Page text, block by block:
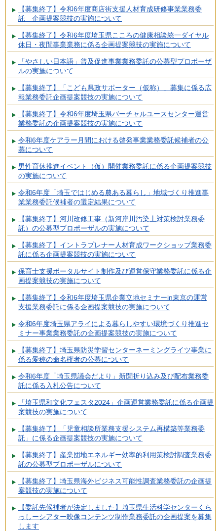
【募集終了】令和6年度商店街支援人材育成研修事業業務委
託 企画提案競技の実施について
【募集終了】令和6年度埼玉県こころの健康相談統一ダイヤル
休日・夜間事業業務に係る企画提案競技の実施について
「やさしい日本語」普及促進事業業務委託の公募型プロポーザ
ルの実施について
【募集終了】「こども県政サポーター（仮称）」募集に係る広
報業務委託企画提案競技の実施について
【募集終了】令和6年度埼玉県バーチャルユースセンター運営
業務委託の企画提案競技の実施について
令和6年度ケアラー月間における啓発事業業務委託候補者の公
募について
男性育休推進イベント（仮）開催業務委託に係る企画提案競技
の実施について
令和6年度「埼玉ではじめる農ある暮らし」地域づくり推進事
業業務委託候補者の選定結果について
【募集終了】河川改修工事（新河岸川汚染土対策検討業務委
託）の公募型プロポーザルの実施について
【募集終了】イントラプレナー人材育成ワークショップ業務委
託に係る企画提案競技の実施について
保育士支援ポータルサイト制作及び運営保守業務委託に係る企
画提案競技の実施について
【募集終了】令和6年度埼玉県企業立地セミナーin東京の運営
支援業務委託に係る企画提案競技の実施について
令和6年度埼玉県アライによる暮らしやすい環境づくり推進セ
ミナー事業業務委託の企画提案競技の実施について
【募集終了】埼玉県防災学習センターネーミングライツ事業に
係る愛称の命名権者の公募について
令和6年度「埼玉県議会だより」新聞折り込み及び配布業務委
託に係る入札公告について
「埼玉県和文化フェスタ2024」企画運営業務委託に係る企画提
案競技の実施について
【募集終了】「児童相談所業務支援システム再構築等業務委
託」に係る企画提案競技の実施について
【募集終了】産業団地エネルギー効率的利用策検討調査業務委
託の公募型プロポーザルについて
【募集終了】埼玉県海外ビジネス可能性調査業務委託の企画提
案競技の実施について
【委託先候補者が決定しました】埼玉県生活科学センターくら
っしーシアター映像コンテンツ制作業務委託の企画提案を募集
します